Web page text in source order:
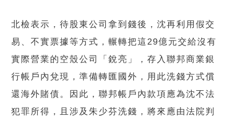
北檢表示，待股東公司拿到錢後，沈再利用假交
易、不實票據等方式，輾轉把這29億元交給沒有
實際營業的空殼公司「銳亮」，存入聯邦商業銀
行帳戶內兌現，準備轉匯國外，用此洗錢方式償
還海外賭債。因此，聯邦帳戶內款項應為沈不法
犯罪所得，且涉及朱少芬洗錢，將來應由法院判